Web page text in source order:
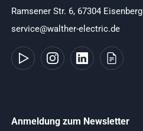
Ramsener Str. 6, 67304 Eisenberg
service@walther-electric.de
Anmeldung zum Newsletter